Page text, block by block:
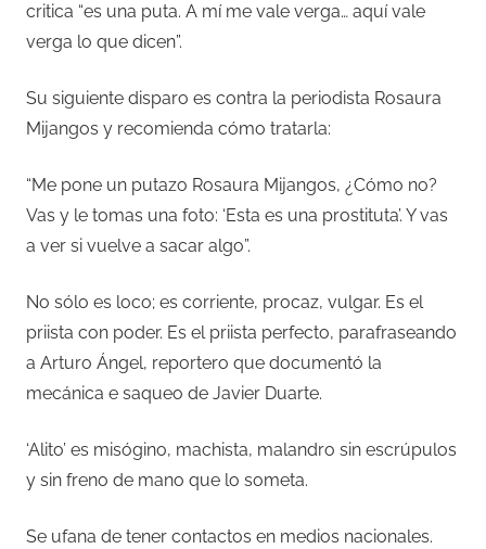
critica “es una puta. A mí me vale verga… aquí vale
verga lo que dicen”.
Su siguiente disparo es contra la periodista Rosaura
Mijangos y recomienda cómo tratarla:
“Me pone un putazo Rosaura Mijangos, ¿Cómo no?
Vas y le tomas una foto: ‘Esta es una prostituta’. Y vas
a ver si vuelve a sacar algo”.
No sólo es loco; es corriente, procaz, vulgar. Es el
priista con poder. Es el priista perfecto, parafraseando
a Arturo Ángel, reportero que documentó la
mecánica e saqueo de Javier Duarte.
‘Alito’ es misógino, machista, malandro sin escrúpulos
y sin freno de mano que lo someta.
Se ufana de tener contactos en medios nacionales.